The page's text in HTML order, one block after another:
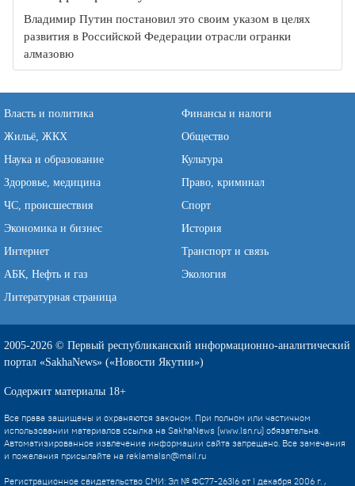
Владимир Путин постановил это своим указом в целях
развития в Российской Федерации отрасли огранки
алмазовю
Власть и политика
Финансы и налоги
Жильё, ЖКХ
Общество
Наука и образование
Культура
Здоровье, медицина
Право, криминал
ЧС, происшествия
Спорт
Экономика и бизнес
История
Интернет
Транспорт и связь
АБК, Нефть и газ
Экология
Литературная страница
2005-2026 © Первый республиканский информационно-аналитический
портал «SakhaNews» («Новости Якутии»)
Содержит материалы 18+
Все права защищены и охраняются законом. При полном или частичном
использовании материалов ссылка на SakhaNews (www.1sn.ru) обязательна.
Автоматизированное извлечение информации сайта запрещено. Все замечания
и пожелания присылайте на reklama1sn@mail.ru
Регистрационное свидетельство СМИ: Эл № ФС77-26316 от 1 декабря 2006 г. ,